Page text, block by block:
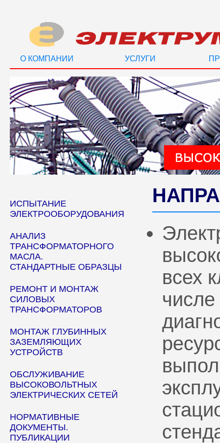
О КОМПАНИИ УСЛУГИ
ИСПЫТАНИЕ
ЭЛЕКТРООБОРУДОВАНИЯ
АНАЛИЗ
ТРАНСФОРМАТОРНОГО
МАСЛА.
СТАНДАРТНЫЕ ОБРАЗЦЫ
РЕМОНТ И МОНТАЖ
СИЛОВЫХ
ТРАНСФОРМАТОРОВ
МОНТАЖ ГЛУБИННЫХ
ЗАЗЕМЛЯЮЩИХ
УСТРОЙСТВ
ОБСЛУЖИВАНИЕ
ВЫСОКОВОЛЬТНЫХ
ЭЛЕКТРИЧЕСКИХ СЕТЕЙ
НОРМАТИВНЫЕ
ДОКУМЕНТЫ.
ПУБЛИКАЦИИ
всех